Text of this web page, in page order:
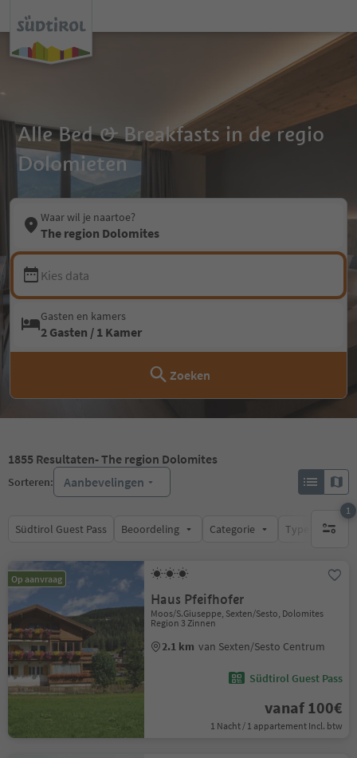
Alle Bed & Breakfasts in de regio
Dolomieten
Waar wil je naartoe?
The region Dolomites
Kies data
Gasten en kamers
2 Gasten / 1 Kamer
Zoeken
1855 Resultaten- The region Dolomites
Sorteren: Aanbevelingen
Südtirol Guest Pass Beoordeling Categorie Type catering
1
1
Op aanvraag
Haus Pfeifhofer
Moos/S.Giuseppe, Sexten/Sesto, Dolomites
Region 3 Zinnen
2.1 km van Sexten/Sesto Centrum
Südtirol Guest Pass
vanaf 100€
1 Nacht / 1 appartement Incl. btw